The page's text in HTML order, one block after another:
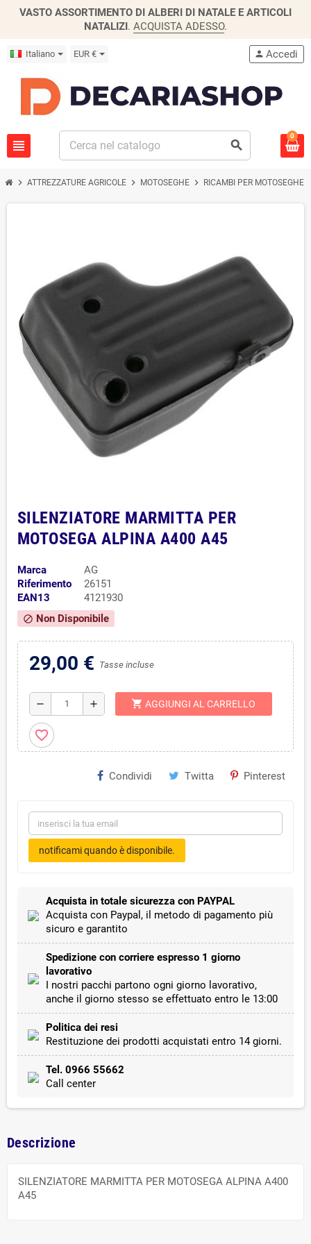
VASTO ASSORTIMENTO DI ALBERI DI NATALE E ARTICOLI
NATALIZI. ACQUISTA ADESSO.
Italiano EUR €
view_headline search
person Accedi
0
chevron_right ATTREZZATURE AGRICOLE chevron_right MOTOSEGHE chevron_right RICAMBI PER MOTOSEGHE
SILENZIATORE MARMITTA PER
MOTOSEGA ALPINA A400 A45
Marca
AG
Riferimento
26151
EAN13
4121930
block Non Disponibile
29,00 € Tasse incluse
remove add shopping_cart AGGIUNGI AL CARRELLO
favorite_border
Condividi Twitta Pinterest
notificami quando è disponibile.
Acquista in totale sicurezza con PAYPAL
Acquista con Paypal, il metodo di pagamento più
sicuro e garantito
Spedizione con corriere espresso 1 giorno
lavorativo
I nostri pacchi partono ogni giorno lavorativo,
anche il giorno stesso se effettuato entro le 13:00
Politica dei resi
Restituzione dei prodotti acquistati entro 14 giorni.
Tel. 0966 55662
Call center
Descrizione
SILENZIATORE MARMITTA PER MOTOSEGA ALPINA A400
A45